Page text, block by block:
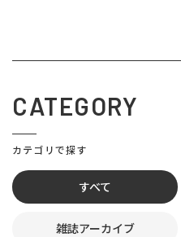
CATEGORY
カテゴリで探す
すべて
雑誌アーカイブ